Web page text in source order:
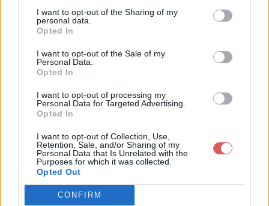
I want to opt-out of the Sharing of my
personal data.
Opted In
I want to opt-out of the Sale of my
Personal Data.
Opted In
I want to opt-out of processing my
Personal Data for Targeted Advertising.
Opted In
I want to opt-out of Collection, Use,
Retention, Sale, and/or Sharing of my
Personal Data that Is Unrelated with the
Purposes for which it was collected.
Opted Out
CONFIRM
Partager le fichier
SDC11698E001.JPG sur le Web
et les réseaux sociaux:
Télécharger le fichier SDC11698
E001.JPG